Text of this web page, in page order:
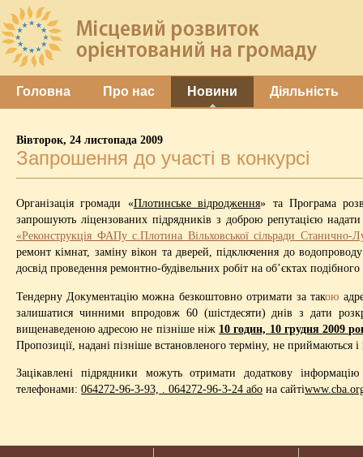
Головна Про нас Новини Діяльність
Вівторок, 24 листопада 2009
Запрошення до участі в конкурсі
Організація громади «Плотинське відродження» та Програма
запрошують ліцензованих підрядників з доброю репутацією
«Реконструкція ФАПу с.Плотина Вільховської сільради Станично-
ремонт кімнат, заміну вікон та дверей, підключення до
досвід проведення ремонтно-будівельних робіт на об’єктах
Тендерну Документацію можна безкоштовно отримати за такою
залишатися чинними впродовж 60 (шістдесяти) днів з дати
вищенаведеною адресою не пізніше ніж 10 годин, 10 грудня 2009
Пропозиції, надані пізніше встановленого терміну, не приймаються
Зацікавлені підрядники можуть отримати додаткову
телефонами: 064272-96-3-93, . 064272-96-3-24 або на сайті